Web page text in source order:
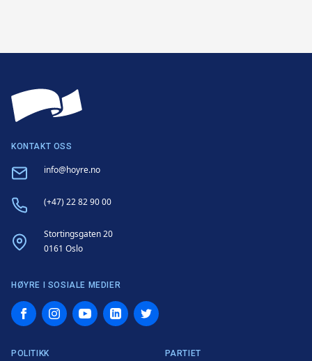
KONTAKT OSS
Email info@hoyre.no
Phone(+47) 22 82 90 00
AddressStortingsgaten 20
0161 Oslo
HØYRE I SOSIALE MEDIER
FacebookInstagramYouTubeLinkedInTwitter
POLITIKK PARTIET